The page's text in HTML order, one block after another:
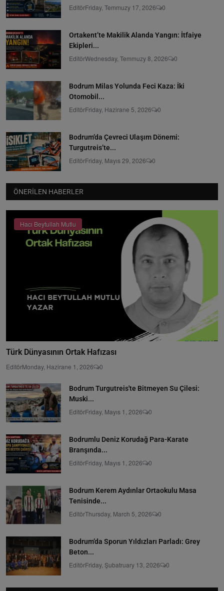
EditörFriday, Temmuzy 17, 2026 0
Ortakent’te Makilik Alanda Yangın: İtfaiye
Ekipleri...
EditörWednesday, Temmuzy 8, 2026 0
Bodrum Milas Yolunda Feci Kaza: İki
Otomobil...
EditörFriday, Hazirane 5, 2026 0
Bodrum’da Çevreci Ulaşım Dönemi:
Turgutreis’te...
EditörFriday, Mayıs 29, 2026 0
ÖNERILEN HABERLER
Hacı Beytullah Mutlu
Türk Dünyasının Ortak Hafızası
EditörMonday, Hazirane 1, 2026 0
Bodrum Turgutreis'te Bitmeyen Su Çilesi:
Muski...
EditörFriday, Mayıs 1, 2026 0
Bodrumlu Deniz Korudağ Para-Karate
Branşında...
EditörFriday, Mayıs 1, 2026 0
Bodrum Kerem Aydınlar Ortaokulu Masa
Tenisinde...
EditörThursday, March 5, 2026 0
Bodrum’da Sporun Yıldızları Parladı: Grey
Beton...
EditörFriday, Şubatruary 13, 2026 0